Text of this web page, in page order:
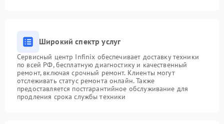
Широкий спектр услуг
Сервисный центр Infinix обеспечивает доставку техники
по всей РФ, бесплатную диагностику и качественный
ремонт, включая срочный ремонт. Клиенты могут
отслеживать статус ремонта онлайн. Также
предоставляется постгарантийное обслуживание для
продления срока службы техники